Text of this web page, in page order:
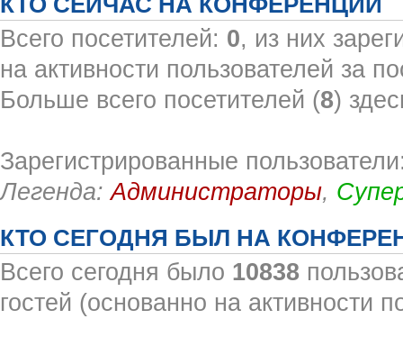
Всего посетителей: 0, из них
на активности пользователей за
Больше всего посетителей (8)
Зарегистрированные
Легенда:Администраторы,
КТО СЕГОДНЯ БЫЛ НА
Всего сегодня было 10838
гостей (основанно на активности